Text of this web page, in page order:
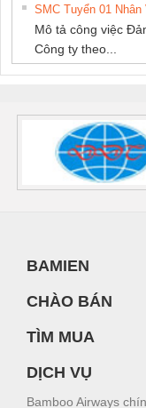
SMC Tuyển 01 Nhân
Mô tả công việc
Công ty theo...
BAMIEN
CHÀO BÁN
TÌM MUA
DỊCH VỤ
Bamboo Airways